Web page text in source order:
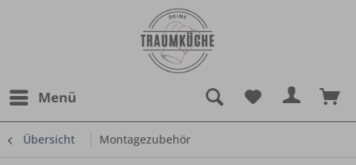
Menü
Übersicht Montagezubehör